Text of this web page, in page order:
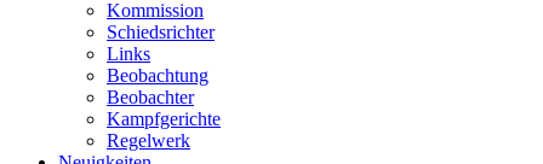
Kommission
Schiedsrichter
Links
Beobachtung
Beobachter
Kampfgerichte
Regelwerk